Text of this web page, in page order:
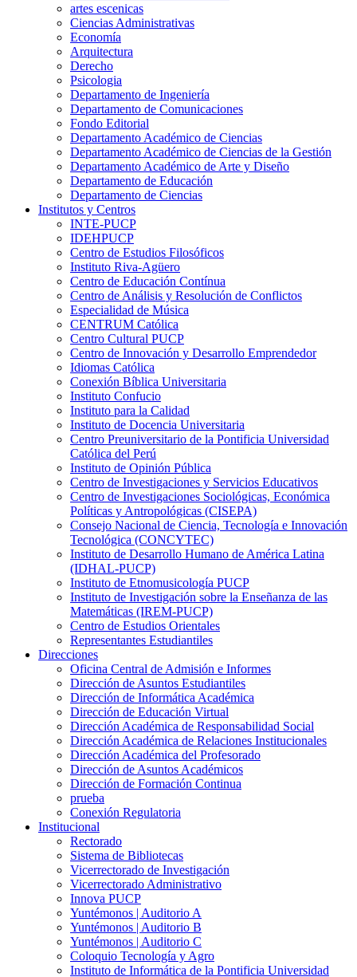
artes escenicas
Ciencias Administrativas
Economía
Arquitectura
Derecho
Psicologia
Departamento de Ingeniería
Departamento de Comunicaciones
Fondo Editorial
Departamento Académico de Ciencias
Departamento Académico de Ciencias de la Gestión
Departamento Académico de Arte y Diseño
Departamento de Educación
Departamento de Ciencias
Institutos y Centros
INTE-PUCP
IDEHPUCP
Centro de Estudios Filosóficos
Instituto Riva-Agüero
Centro de Educación Contínua
Centro de Análisis y Resolución de Conflictos
Especialidad de Música
CENTRUM Católica
Centro Cultural PUCP
Centro de Innovación y Desarrollo Emprendedor
Idiomas Católica
Conexión Bíblica Universitaria
Instituto Confucio
Instituto para la Calidad
Instituto de Docencia Universitaria
Centro Preuniversitario de la Pontificia Universidad
Católica del Perú
Instituto de Opinión Pública
Centro de Investigaciones y Servicios Educativos
Centro de Investigaciones Sociológicas, Económica
Políticas y Antropológicas (CISEPA)
Consejo Nacional de Ciencia, Tecnología e Innovación
Tecnológica (CONCYTEC)
Instituto de Desarrollo Humano de América Latina
(IDHAL-PUCP)
Instituto de Etnomusicología PUCP
Instituto de Investigación sobre la Enseñanza de las
Matemáticas (IREM-PUCP)
Centro de Estudios Orientales
Representantes Estudiantiles
Direcciones
Oficina Central de Admisión e Informes
Dirección de Asuntos Estudiantiles
Dirección de Informática Académica
Dirección de Educación Virtual
Dirección Académica de Responsabilidad Social
Dirección Académica de Relaciones Institucionales
Dirección Académica del Profesorado
Dirección de Asuntos Académicos
Dirección de Formación Continua
prueba
Conexión Regulatoria
Institucional
Rectorado
Sistema de Bibliotecas
Vicerrectorado de Investigación
Vicerrectorado Administrativo
Innova PUCP
Yuntémonos | Auditorio A
Yuntémonos | Auditorio B
Yuntémonos | Auditorio C
Coloquio Tecnología y Agro
Instituto de Informática de la Pontificia Universidad